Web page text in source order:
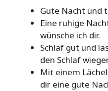
Gute Nacht und
Eine ruhige
wünsche ich dir.
Schlaf gut und
den Schlaf
Mit einem
dir eine gute